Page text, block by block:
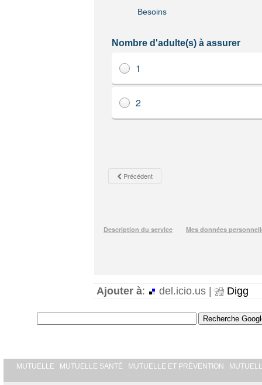
Ajouter à: del.icio.us | Digg
MUTUELLE MUTUELLE SANTÉ MUTUELLE ET PRÉVENTION